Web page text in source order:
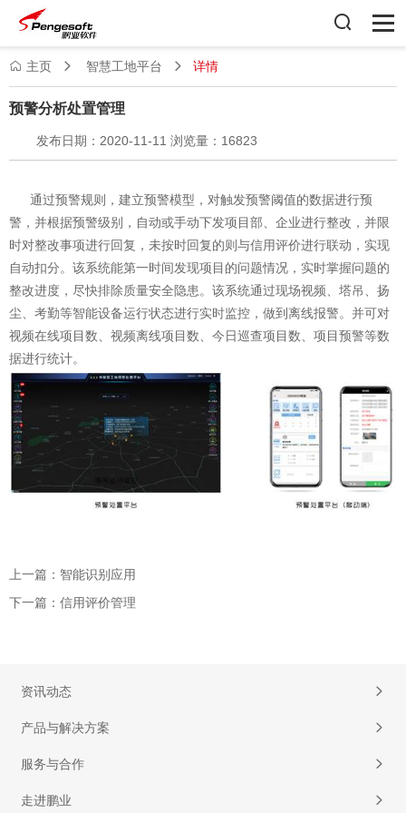
主页 智慧工地平台 详情
预警分析处置管理
发布日期：2020-11-11 浏览量：16823
通过预警规则，建立预警模型，对触发预警阈值的数据进行预
警，并根据预警级别，自动或手动下发项目部、企业进行整改，并限
时对整改事项进行回复，未按时回复的则与信用评价进行联动，实现
自动扣分。该系统能第一时间发现项目的问题情况，实时掌握问题的
整改进度，尽快排除质量安全隐患。该系统通过现场视频、塔吊、扬
尘、考勤等智能设备运行状态进行实时监控，做到离线报警。并可对
视频在线项目数、视频离线项目数、今日巡查项目数、项目预警等数
据进行统计。
上一篇：智能识别应用
下一篇：信用评价管理
资讯动态
产品与解决方案
服务与合作
走进鹏业